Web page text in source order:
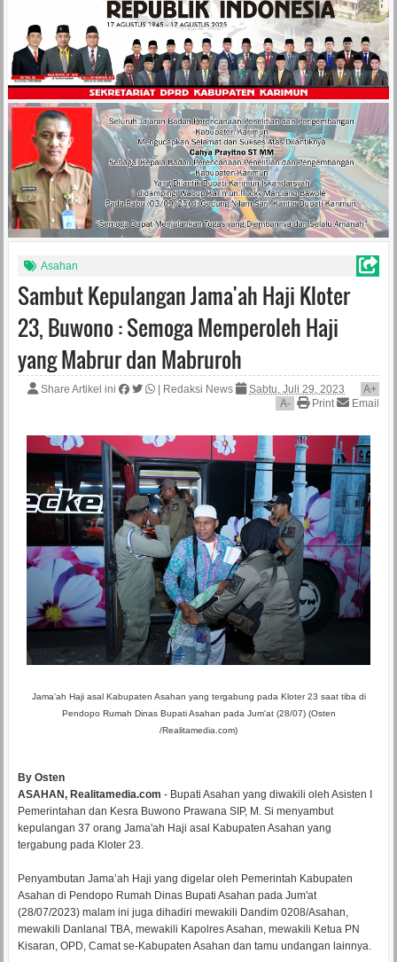
Asahan
Sambut Kepulangan Jama'ah Haji Kloter
23, Buwono : Semoga Memperoleh Haji
yang Mabrur dan Mabruroh
Share Artikel ini Redaksi News Sabtu, Juli 29, 2023 A+
A- Print Email
Jama'ah Haji asal Kabupaten Asahan yang tergabung pada Kloter 23 saat tiba di
Pendopo Rumah Dinas Bupati Asahan pada Jum'at (28/07) (Osten
/Realitamedia.com)
By Osten
ASAHAN, Realitamedia.com - Bupati Asahan yang diwakili oleh Asisten I
Pemerintahan dan Kesra Buwono Prawana SIP, M. Si menyambut
kepulangan 37 orang Jama'ah Haji asal Kabupaten Asahan yang
tergabung pada Kloter 23.
Penyambutan Jama’ah Haji yang digelar oleh Pemerintah Kabupaten
Asahan di Pendopo Rumah Dinas Bupati Asahan pada Jum'at
(28/07/2023) malam ini juga dihadiri mewakili Dandim 0208/Asahan,
mewakili Danlanal TBA, mewakili Kapolres Asahan, mewakili Ketua PN
Kisaran, OPD, Camat se-Kabupaten Asahan dan tamu undangan lainnya.